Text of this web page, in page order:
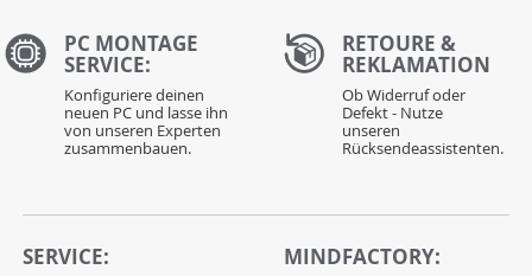
PC MONTAGE
SERVICE:
Konfiguriere deinen
neuen PC und lasse ihn
von unseren Experten
zusammenbauen.
RETOURE &
REKLAMATION
Ob Widerruf oder
Defekt - Nutze
unseren
Rücksendeassistenten.
SERVICE: MINDFACTORY: